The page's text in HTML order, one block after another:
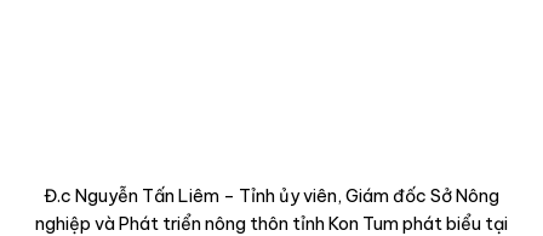
Đ.c Nguyễn Tấn Liêm – Tỉnh ủy viên, Giám đốc Sở Nông
nghiệp và Phát triển nông thôn tỉnh Kon Tum phát biểu tại